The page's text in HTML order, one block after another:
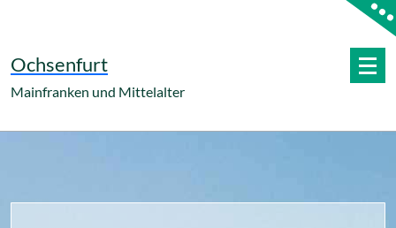
Ochsenfurt
Mainfranken und Mittelalter